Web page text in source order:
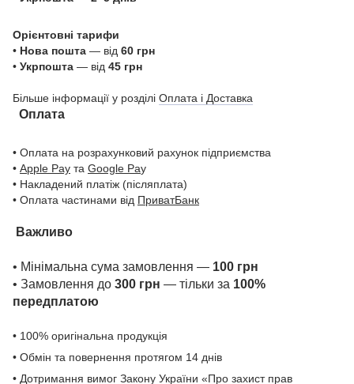
Орієнтовні тарифи
• Нова пошта — від 60 грн
• Укрпошта — від 45 грн
Більше інформації у розділі Оплата і Доставка
Оплата
• Оплата на розрахунковий рахунок підприємства
• Apple Pay та Google Pay
• Накладений платіж (післяплата)
• Оплата частинами від ПриватБанк
Важливо
• Мінімальна сума замовлення — 100 грн
• Замовлення до 300 грн — тільки за 100%
передплатою
• 100% оригінальна продукція
• Обмін та повернення протягом 14 днів
• Дотримання вимог Закону України «Про захист прав